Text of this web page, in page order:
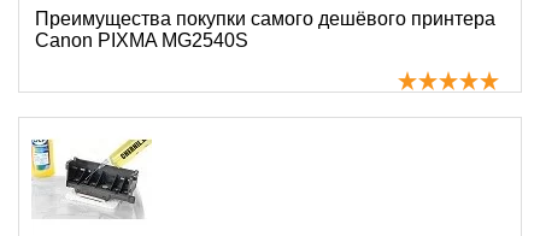
Преимущества покупки самого дешёвого принтера
Canon PIXMA MG2540S